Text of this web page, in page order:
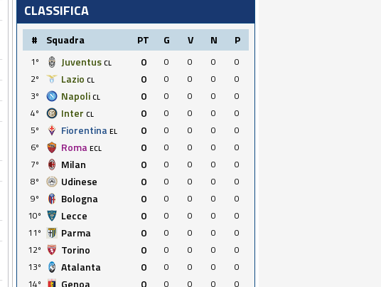
CLASSIFICA
# Squadra PT G V N P
1º Juventus CL 0 0 0 0
0
2º
Lazio CL 0 0 0 0
0
3º
Napoli CL 0 0 0 0
0
4º
Inter CL 0 0 0 0
0
5º
Fiorentina EL 0 0 0 0
0
6º
Roma ECL 0 0 0 0
0
7º
Milan 0 0 0 0
0
8º
Udinese 0 0 0 0
0
9º
Bologna 0 0 0 0
0
10º
Lecce 0 0 0 0
0
11º
Parma 0 0 0 0
0
12º
Torino 0 0 0 0
0
13º
Atalanta 0 0 0 0
0
14º
Genoa 0 0 0 0 0